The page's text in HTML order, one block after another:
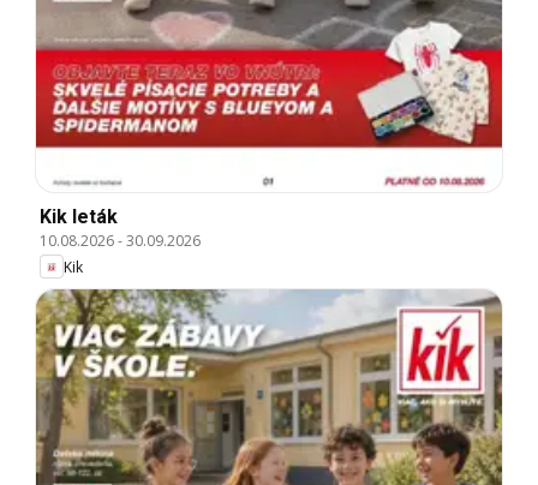
Kik leták
10.08.2026-30.09.2026
Kik